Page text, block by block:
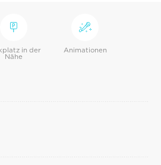
in der
Nähe
Animationen